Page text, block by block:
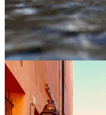
Entre montagnes et lacs